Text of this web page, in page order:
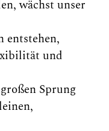
wächst unser
entstehen,
und
Sprung